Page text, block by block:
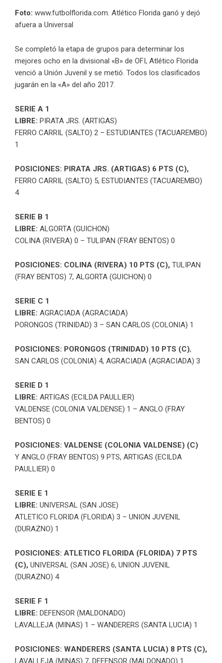
Foto: www.futbolflorida.com. Atlético Florida ganó y dejó
afuera a Universal
Se completó la etapa de grupos para determinar los
mejores ocho en la divisional «B» de OFI, Atlético Florida
venció a Unión Juvenil y se metió. Todos los clasificados
jugarán en la «A» del año 2017.
SERIE A 1
LIBRE: PIRATA JRS. (ARTIGAS)
FERRO CARRIL (SALTO) 2 – ESTUDIANTES (TACUAREMBO)
1
POSICIONES: PIRATA JRS. (ARTIGAS) 6 PTS (C),
FERRO CARRIL (SALTO) 5, ESTUDIANTES (TACUAREMBO)
4
SERIE B 1
LIBRE: ALGORTA (GUICHON)
COLINA (RIVERA) 0 – TULIPAN (FRAY BENTOS) 0
POSICIONES: COLINA (RIVERA) 10 PTS (C), TULIPAN
(FRAY BENTOS) 7, ALGORTA (GUICHON) 0
SERIE C 1
LIBRE: AGRACIADA (AGRACIADA)
PORONGOS (TRINIDAD) 3 – SAN CARLOS (COLONIA) 1
POSICIONES: PORONGOS (TRINIDAD) 10 PTS (C),
SAN CARLOS (COLONIA) 4, AGRACIADA (AGRACIADA) 3
SERIE D 1
LIBRE: ARTIGAS (ECILDA PAULLIER)
VALDENSE (COLONIA VALDENSE) 1 – ANGLO (FRAY
BENTOS) 0
POSICIONES: VALDENSE (COLONIA VALDENSE) (C)
Y ANGLO (FRAY BENTOS) 9 PTS, ARTIGAS (ECILDA
PAULLIER) 0
SERIE E 1
LIBRE: UNIVERSAL (SAN JOSE)
ATLETICO FLORIDA (FLORIDA) 3 – UNION JUVENIL
(DURAZNO) 1
POSICIONES: ATLETICO FLORIDA (FLORIDA) 7 PTS
(C), UNIVERSAL (SAN JOSE) 6, UNION JUVENIL
(DURAZNO) 4
SERIE F 1
LIBRE: DEFENSOR (MALDONADO)
LAVALLEJA (MINAS) 1 – WANDERERS (SANTA LUCIA) 1
POSICIONES: WANDERERS (SANTA LUCIA) 8 PTS (C),
LAVALLEJA (MINAS) 7, DEFENSOR (MALDONADO) 1.